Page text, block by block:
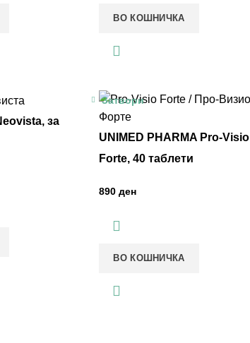
ВО КОШНИЧКА
за
Затвори
UNIMED PHARMA Pro-Visio
Forte, 40 таблети
ден
ВО КОШНИЧКА